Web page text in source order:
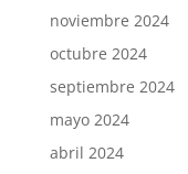
noviembre 2024
octubre 2024
septiembre 2024
mayo 2024
abril 2024